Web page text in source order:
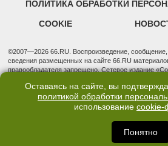
ПОЛИТИКА ОБРАБОТКИ
COOKIE
©2007—2026 66.RU. Воспроизведение,
сведения размещенных на сайте 66.RU
правообладателя запрещено. Сетевое издание
надзору в сфере связи, информационных
(Роскомнадзор). Регистрационный номер ЭЛ № ФС
Учредитель: Общество с ограниченной
3, оф. 7015 Фактический адрес редакции и отдела
обл., г. Екатеринбург, ул. Бориса Ельцина, д. 3, оф.
info@news.66.ru Главный редактор: Шлыков
Оставаясь на сайте, вы
политикой обработки
использование cookie-
Понятно